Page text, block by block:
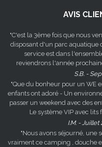
AVIS
"C'est la 3ème fois que nous
disposant d'un parc aquatique
service est dans
reviendrons l'année
S.B. -
"Que du bonheur pour un WE
enfants ont adoré - Un
passer un weekend avec des
Le système VIP avec lits
I.M. - Juillet
"Nous avons séjourné, une
vraiment ce camping , douche